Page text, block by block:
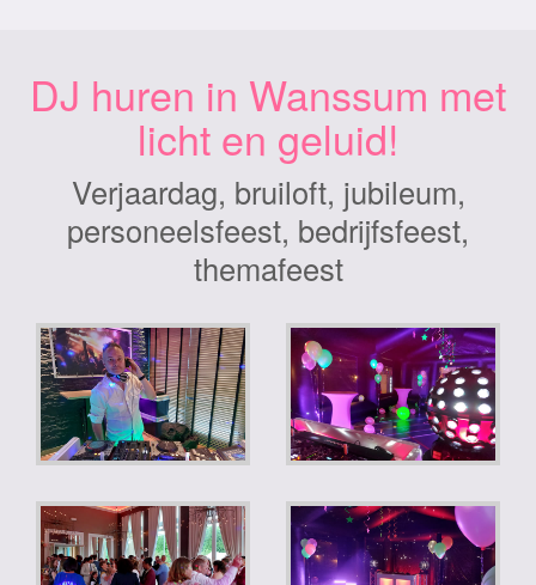
DJ huren in Wanssum met
licht en geluid!
Verjaardag, bruiloft, jubileum,
personeelsfeest, bedrijfsfeest,
themafeest